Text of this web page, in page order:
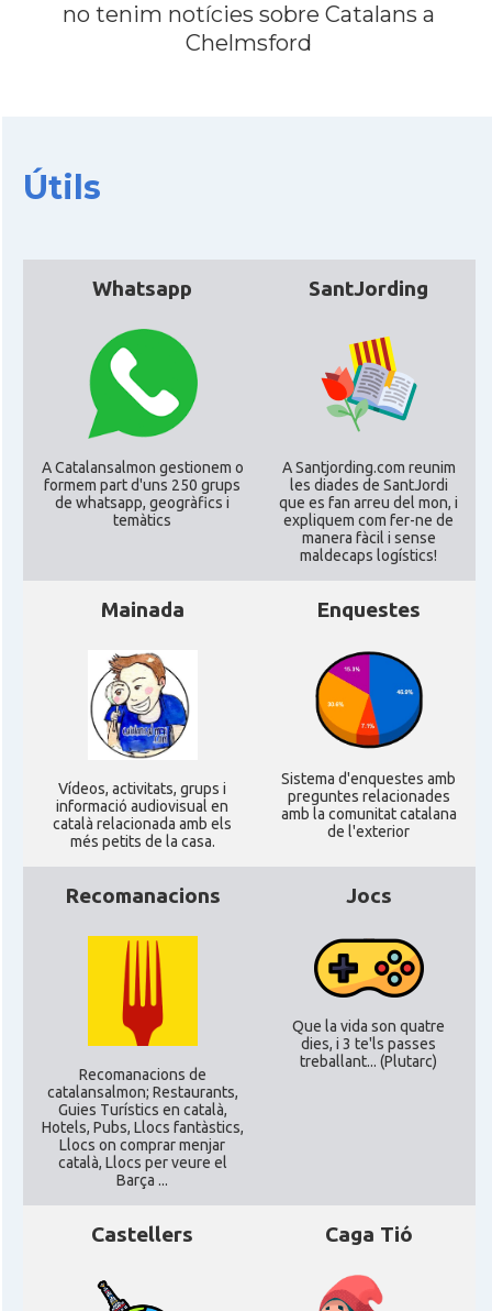
CAMON Catalans a DERRY
CAMON
Catalans a Glasgow -Escòcia -
Scotland
CAMON Catalans a GUERNSEY
CAMON CATALANS A GUILDFORD
CAMON Catalans a HEREFORD
Catalans a Ipswich
CAMON Catalans a KETTERING
CAMON Catalans a Leeds - Uk
CAMON Catalans a LEICESTER
CAMON Catalans a Lincoln
CAMON Catalans a LIVERPOOL
CAMON CATALANS A LONDON - Londres
CAMON CATALANS A MANCHESTER
Catalans a MILTON KEYNES
CAMON Catalans a Newcastle upon Tyne
CAMON
no tenim notícies sobre Catalans a
Chelmsford
Útils
Whatsapp
A Catalansalmon gestionem o
formem part d'uns 250 grups
de whatsapp, geogràfics i
temàtics
SantJording
A Santjording.com reunim
les diades de SantJordi
que es fan arreu del mon, i
expliquem com fer-ne de
manera fàcil i sense
maldecaps logí­stics!
Mainada
Ví­deos, activitats, grups i
informació audiovisual en
català relacionada amb els
més petits de la casa.
Enquestes
Sistema d'enquestes amb
preguntes relacionades
amb la comunitat catalana
de l'exterior
Recomanacions
Recomanacions de
catalansalmon; Restaurants,
Guies Turístics en català,
Hotels, Pubs, Llocs fantàstics,
Llocs on comprar menjar
català, Llocs per veure el
Barça ...
Jocs
Que la vida son quatre
dies, i 3 te'ls passes
treballant... (Plutarc)
Castellers Caga Tió